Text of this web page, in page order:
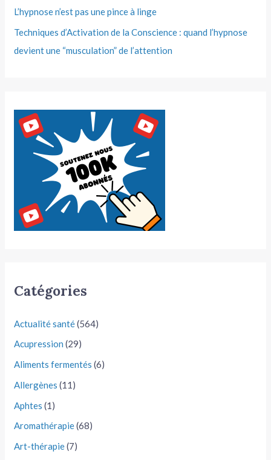
L’hypnose n’est pas une pince à linge
Techniques d’Activation de la Conscience : quand l’hypnose
devient une “musculation” de l’attention
Catégories
Actualité santé(564)
Acupression (29)
Aliments fermentés (6)
Allergènes (11)
Aphtes (1)
Aromathérapie(68)
Art-thérapie(7)